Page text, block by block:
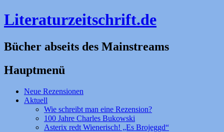
Literaturzeitschrift.de
Bücher abseits des Mainstreams
Hauptmenü
Zum
Inhalt
Neue Rezensionen
Aktuell
Wie schreibt man eine Rezension?
100 Jahre Charles Bukowski
Asterix redt Wienerisch! „Es Brojeggd“